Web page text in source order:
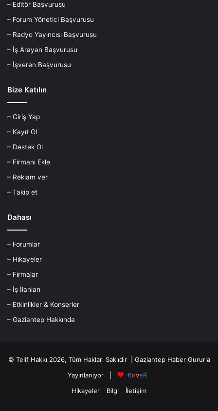
– Editör Başvurusu
– Forum Yönetici Başvurusu
– Radyo Yayıncısı Başvurusu
– İş Arayan Başvurusu
– İşveren Başvurusu
Bize Katılın
– Giriş Yap
– Kayıt Ol
– Destek Ol
– Firmanı Ekle
– Reklam ver
– Takip et
Dahası
– Forumlar
– Hikayeler
– Firmalar
– İş İlanları
– Etkinlikler & Konserler
– Gaziantep Hakkında
© Telif Hakkı 2026, Tüm Hakları Saklıdır | Gaziantep HaberGururla
Yayınlanıyor |
€nveR
Hikayeler
Bilgi İletişim